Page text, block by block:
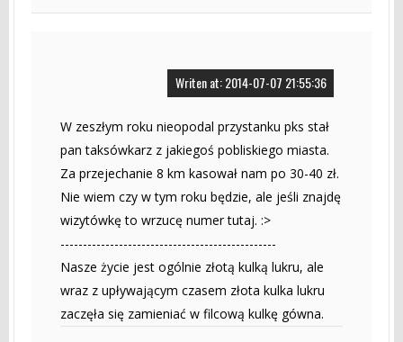
Writen at: 2014-07-07 21:55:36
W zeszłym roku nieopodal przystanku pks stał
pan taksówkarz z jakiegoś pobliskiego miasta.
Za przejechanie 8 km kasował nam po 30-40 zł.
Nie wiem czy w tym roku będzie, ale jeśli znajdę
wizytówkę to wrzucę numer tutaj. :>
------------------------------------------------
Nasze życie jest ogólnie złotą kulką lukru, ale
wraz z upływającym czasem złota kulka lukru
zaczęła się zamieniać w filcową kulkę gówna.